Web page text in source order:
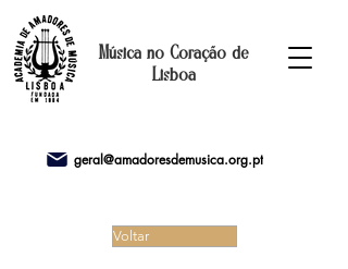
Música no Coração de
Lisboa
geral@amadoresdemusica.org.pt
Voltar